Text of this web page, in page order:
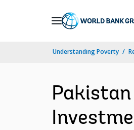
Understanding Poverty
Pakistan